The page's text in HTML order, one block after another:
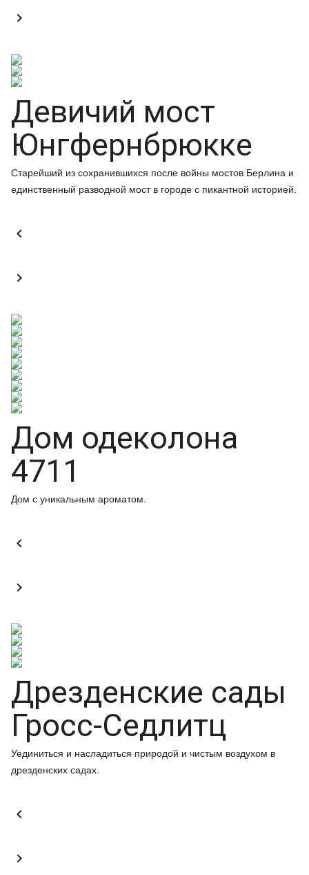

Девичий мост
Юнгфернбрюкке
Старейший из сохранившихся после войны мостов Берлина и
единственный разводной мост в городе с пикантной историей.


Дом одеколона
4711
Дом с уникальным ароматом.


Дрезденские сады
Гросс-Седлитц
Уединиться и насладиться природой и чистым воздухом в
дрезденских садах.

